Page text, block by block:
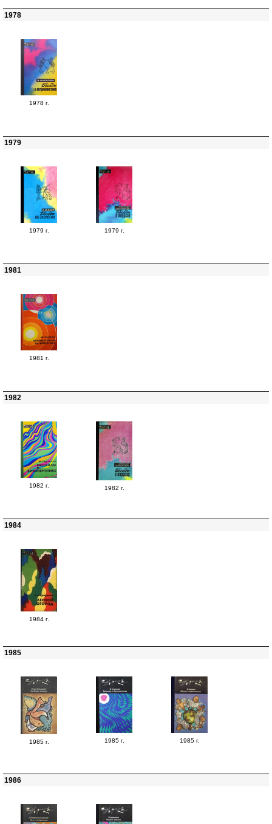
1978
1978 г.
1979
1979 г. 1979 г.
1981
1981 г.
1982
1982 г. 1982 г.
1984
1984 г.
1985
1985 г. 1985 г. 1985 г.
1986